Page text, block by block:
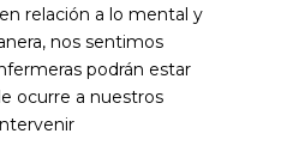
relación a lo mental y
nos sentimos
podrán estar
ocurre a nuestros